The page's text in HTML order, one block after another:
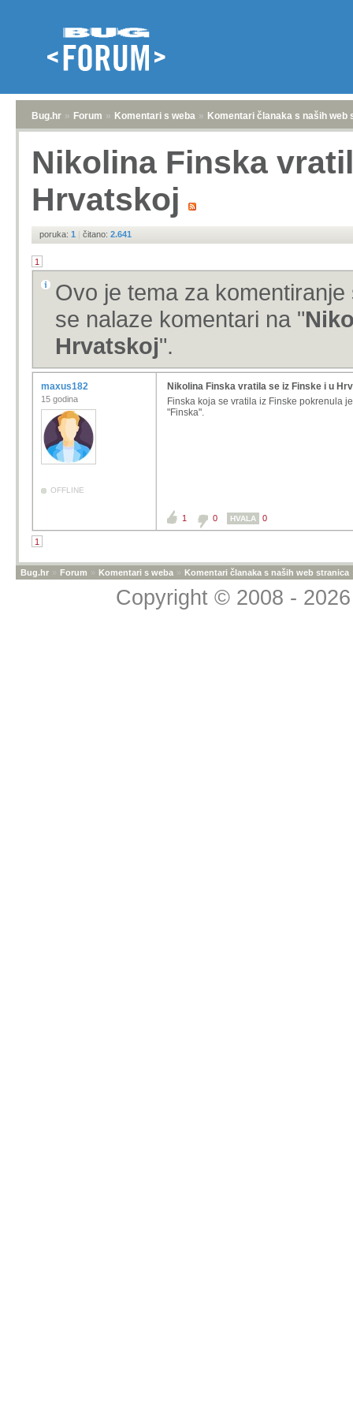
Bug.hr » Forum » Komentari s weba » Komentari članaka s naših web
Nikolina Finska
Hrvatskoj
poruka: 1 | čitano: 2.641
1
Ovo je tema za
se nalaze komentari na "
Hrvatskoj".
maxus182
15 godina
OFFLINE
Nikolina Finska vratila se iz Finske i u
Finska koja se vratila iz Finske pokrenula
"Finska".
1 0 HVALA 0
1
Bug.hr » Forum » Komentari s weba » Komentari članaka s naših web stranica
Copyright © 2008 -